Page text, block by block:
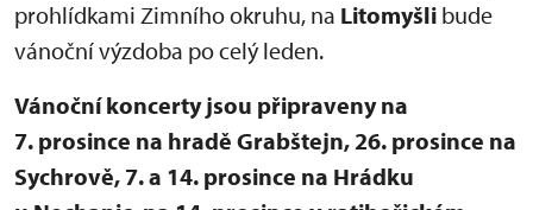
prohlídkami Zimního okruhu, na Litomyšli bude
vánoční výzdoba po celý leden.
Vánoční koncerty jsou připraveny na
7. prosince na hradě Grabštejn, 26. prosince na
Sychrově, 7. a 14. prosince na Hrádku